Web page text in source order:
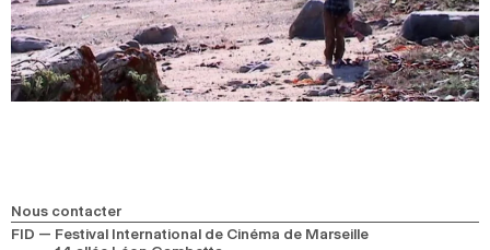
Nous contacter
FID — Festival International de Cinéma de Marseille